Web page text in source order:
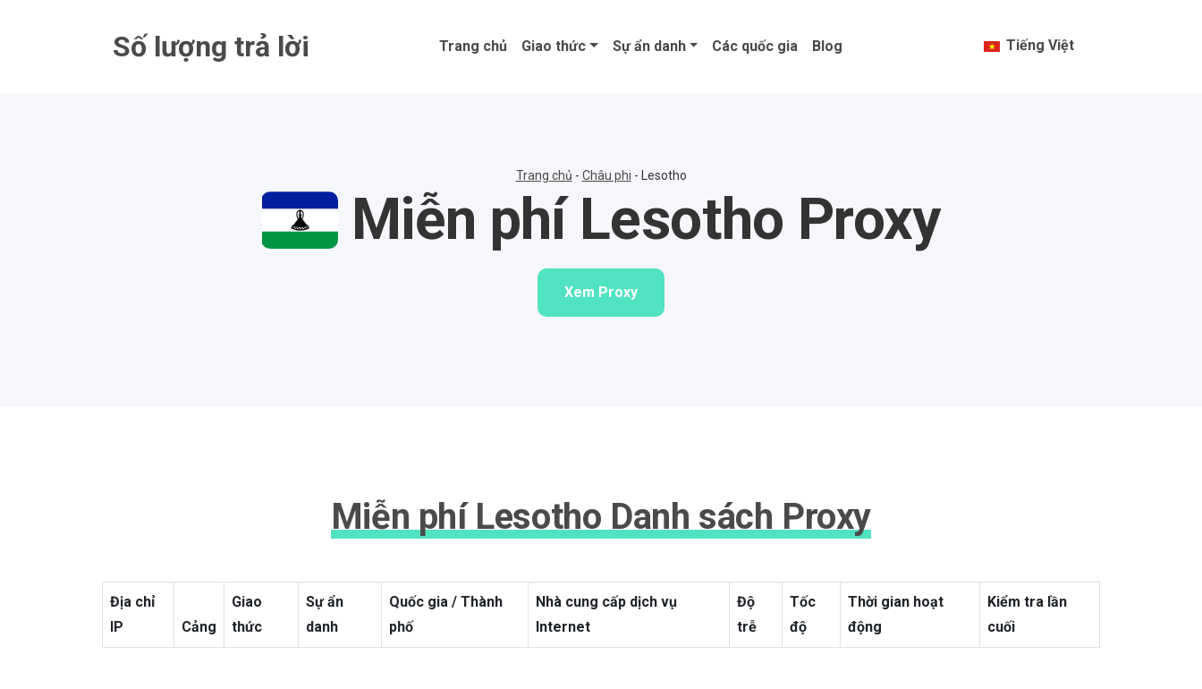
Số lượng trả lời Trang chủ Giao thức Sự ẩn danh Các quốc gia Blog Tiếng Việt
Trang chủ - Châu phi - Lesotho
Miễn phí Lesotho Proxy
Xem Proxy
Miễn phí Lesotho Danh sách Proxy
Địa chỉ
IP
Cảng
Giao
thức
Sự ẩn
danh
Quốc gia / Thành
phố
Nhà cung cấp dịch vụ
Internet
Độ
trễ
Tốc
độ
Thời gian hoạt
động
Kiểm tra lần
cuối